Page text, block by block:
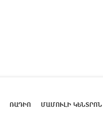
ՌԱԴԻՈ ՄԱՄՈՒԼԻ ԿԵՆՏՐՈՆ